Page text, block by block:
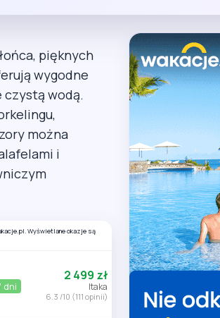
pięknych
wygodne
wodą.
można
i
Wyświetlane okazje są
dni
2 499 zł
Itaka
6.3 /10 (111 opinii)